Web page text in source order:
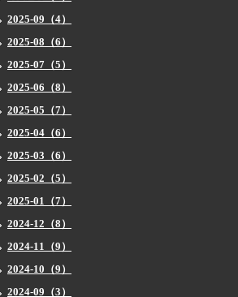
2025-09（4）
2025-08（6）
2025-07（5）
2025-06（8）
2025-05（7）
2025-04（6）
2025-03（6）
2025-02（5）
2025-01（7）
2024-12（8）
2024-11（9）
2024-10（9）
2024-09（3）